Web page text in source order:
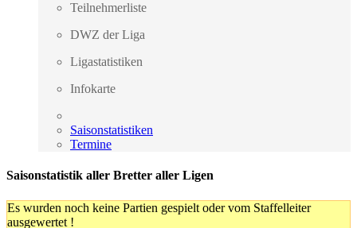
Teilnehmerliste
DWZ der Liga
Ligastatistiken
Infokarte
Saisonstatistiken
Termine
Saisonstatistik aller Bretter aller Ligen
Es wurden noch keine Partien gespielt oder vom Staffelleiter
ausgewertet !